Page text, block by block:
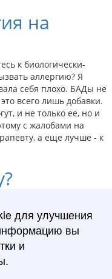
на
к биологически-
аллергию? Я
себя плохо. БАДы не
всего лишь добавки.
и не только ее, но и
с жалобами на
а еще лучше - к
не была. К тому
с рыбой. Могу есть
съев рыбу
веками,
для улучшения
вы
и